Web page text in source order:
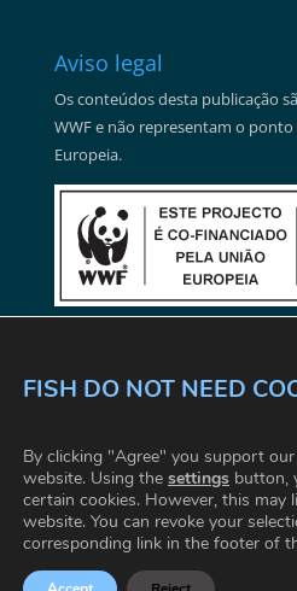
Aviso legal
Os conteúdos desta publicação
WWF e não representam o
Europeia.
ESTAMOS TODOS LIGADOS
TERMOS E CONDIÇÕES
CONFIGURAÇÕES
© 2026 WWF |www.wwf.at
FISH DO NOT NEED
By clicking "Agree" you support
website. Using the settings button,
certain cookies. However, this
website. You can revoke your
corresponding link in the footer of